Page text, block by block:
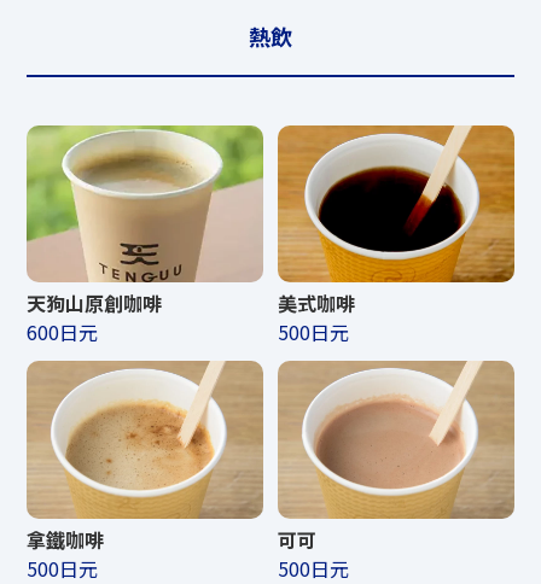
熱飲
天狗山原創咖啡
600日元
美式咖啡
500日元
拿鐵咖啡
500日元
可可
500日元
商店營業時間 10:00〜
CAFE食品營業時間 11:00〜
CAFE飲品營業時間
冬季
商店營業時間 10:00〜
CAFE食品營業時間 11:00〜